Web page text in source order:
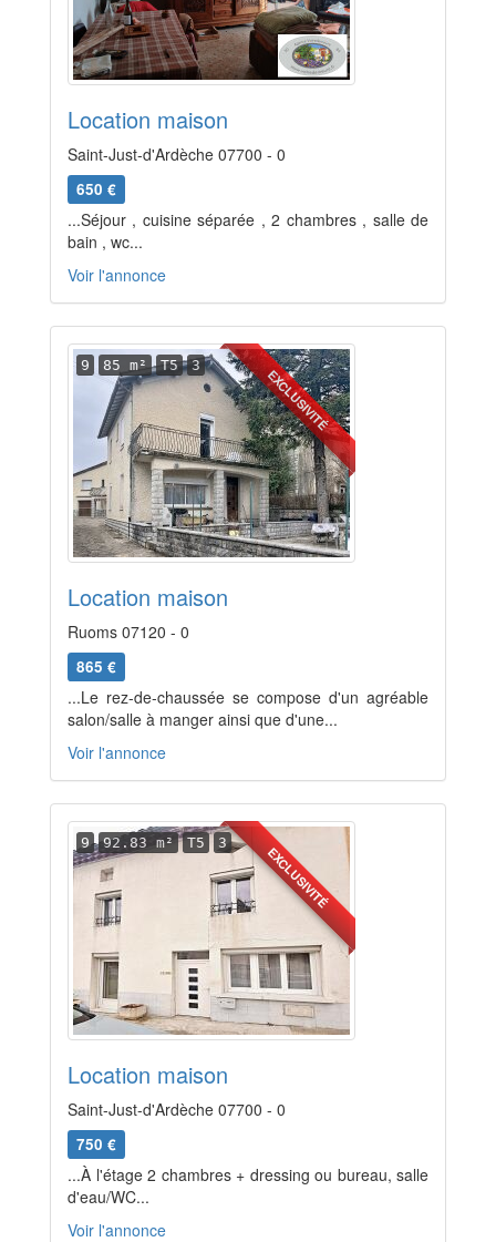
Location maison
Saint-Just-d'Ardèche 07700 - 0
650 €
...Séjour , cuisine séparée , 2 chambres , salle de
bain , wc...
Voir l'annonce
EXCLUSIVITÉ
9 85 m² T5 3
Location maison
Ruoms 07120 - 0
865 €
...Le rez-de-chaussée se compose d'un agréable
salon/salle à manger ainsi que d'une...
Voir l'annonce
EXCLUSIVITÉ
9 92.83 m² T5 3
Location maison
Saint-Just-d'Ardèche 07700 - 0
750 €
...À l'étage 2 chambres + dressing ou bureau, salle
d'eau/WC...
Voir l'annonce